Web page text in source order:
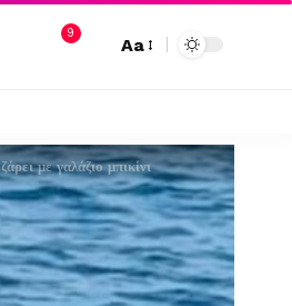
9
Aa
με γαλάζιο μπικίνι